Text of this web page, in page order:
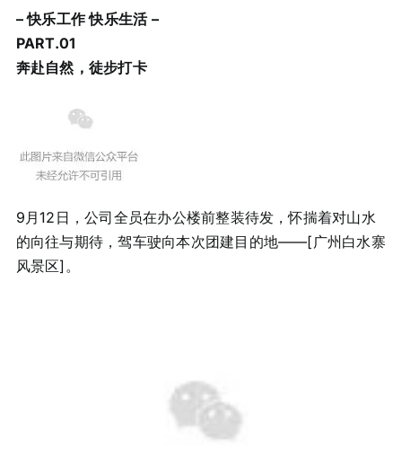
– 快乐工作 快乐生活 –
PART.01
奔赴自然，徒步打卡
9月12日，公司全员在办公楼前整装待发，怀揣着对山水
的向往与期待，驾车驶向本次团建目的地——[广州白水寨
风景区]。